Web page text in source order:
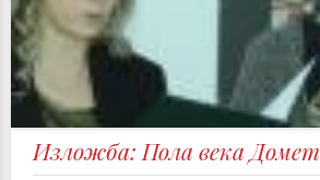
Изложба: Пола века